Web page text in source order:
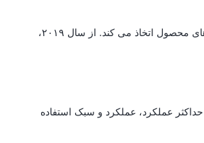
گرین لاین یک برند پیشرو در تولید لوازم جانبی است که مجهز به سیستم تولید پیشرفته با تکنولوژی است که جزئیات پیچیده را با پایه ای قوی برای ارتقای مفاهیم و ایده ها در مدل های محصول اتخاذ می کند. از سال ۲۰۱۹،
عملکرد، عملکرد و سبک استفاده